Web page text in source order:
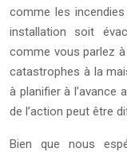
comme les
installation soit
comme vous parlez
catastrophes à la
à planifier à l’avance
de l’action peut être
Bien que nous